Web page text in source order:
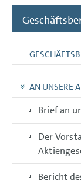
AN UNSERE
Brief an
Der
Bericht